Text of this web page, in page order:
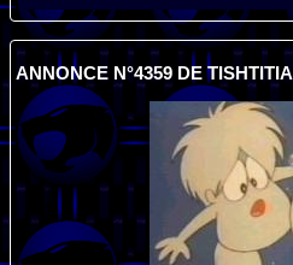
ANNONCE N°4359 DE TISHTITIA